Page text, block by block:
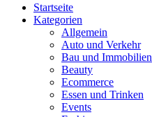
Startseite
Kategorien
Allgemein
Auto und Verkehr
Bau und Immobilien
Beauty
Ecommerce
Essen und Trinken
Events